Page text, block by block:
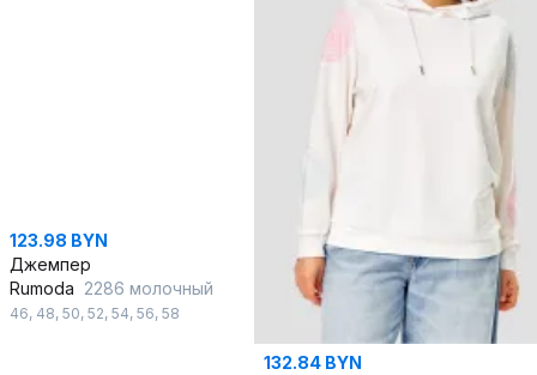
123.98 BYN
Джемпер
Rumoda 2286 молочный
46, 48, 50, 52, 54, 56, 58
132.84 BYN